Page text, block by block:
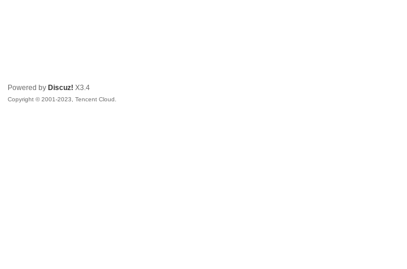
Powered by Discuz! X3.4
Copyright © 2001-2023, Tencent Cloud.